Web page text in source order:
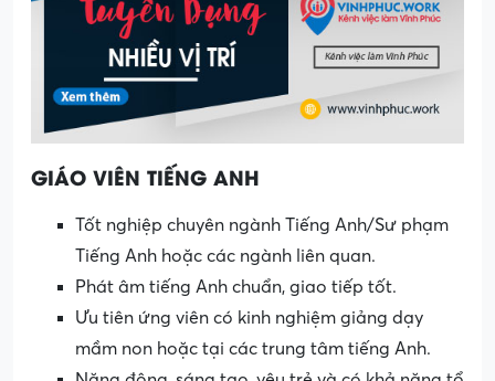
GIÁO VIÊN TIẾNG ANH
Tốt nghiệp chuyên ngành Tiếng Anh/Sư phạm
Tiếng Anh hoặc các ngành liên quan.
Phát âm tiếng Anh chuẩn, giao tiếp tốt.
Ưu tiên ứng viên có kinh nghiệm giảng dạy
mầm non hoặc tại các trung tâm tiếng Anh.